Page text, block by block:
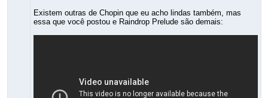
Existem outras de Chopin que eu acho lindas também, mas
essa que você postou e Raindrop Prelude são demais: